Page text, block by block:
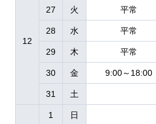
12
27 火 平常
28 水 平常
29 木 平常
30 金 9:00～18:00
31 土
1 日